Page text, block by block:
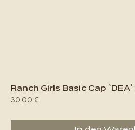
Ranch Girls Basic Cap
Preis
30,00 €